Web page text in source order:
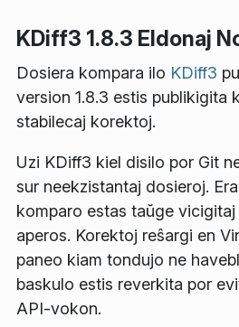
KDiff3 1.8.3 Eldonaj
Dosiera kompara ilo KDiff3
version 1.8.3 estis publikigita
stabilecaj korektoj.
Uzi KDiff3 kiel disilo por Git
sur neekzistantaj dosieroj.
komparo estas taŭge
aperos. Korektoj reŝargi en
paneo kiam tondujo ne
baskulo estis reverkita por
API-vokon.